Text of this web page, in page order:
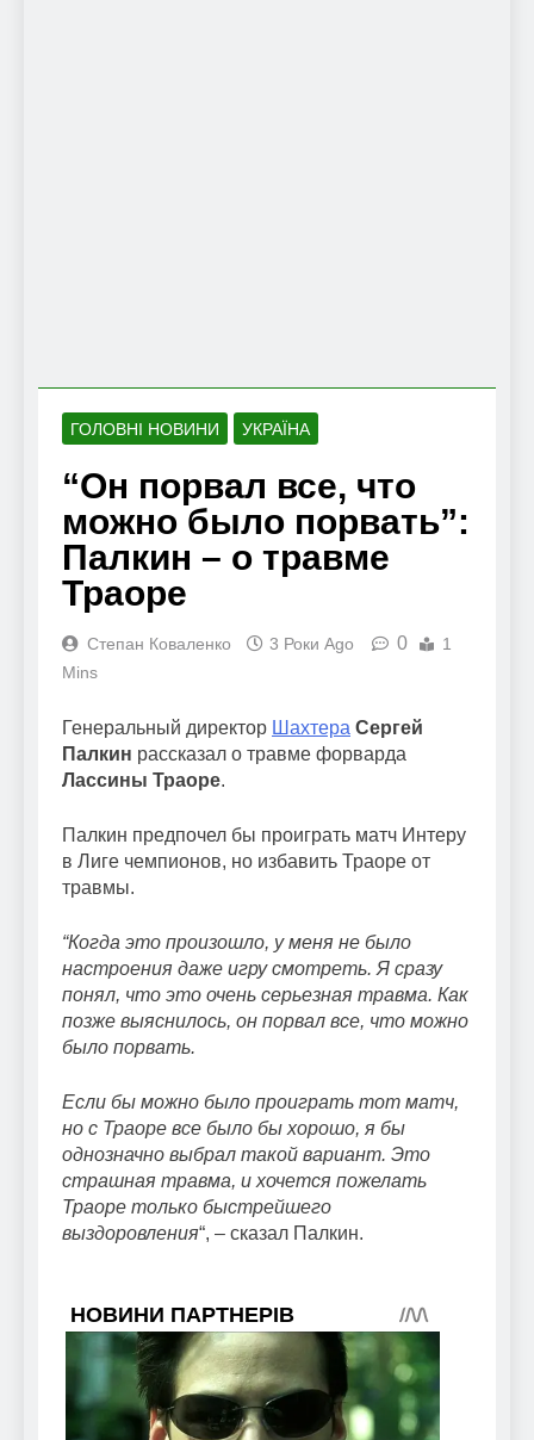
ГОЛОВНІ НОВИНИ УКРАЇНА
“Он порвал все, что
можно было порвать”:
Палкин – о травме
Траоре
Степан Коваленко 3 Роки Ago 0
1
Mins
Генеральный директор Шахтера Сергей
Палкин рассказал о травме форварда
Лассины Траоре.
Палкин предпочел бы проиграть матч Интеру
в Лиге чемпионов, но избавить Траоре от
травмы.
“Когда это произошло, у меня не было
настроения даже игру смотреть. Я сразу
понял, что это очень серьезная травма. Как
позже выяснилось, он порвал все, что можно
было порвать.
Если бы можно было проиграть тот матч,
но с Траоре все было бы хорошо, я бы
однозначно выбрал такой вариант. Это
страшная травма, и хочется пожелать
Траоре только быстрейшего
выздоровления“, – сказал Палкин.